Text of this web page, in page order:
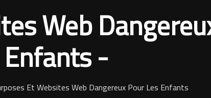
Web
Enfants -
Et Websites Web Dangereux Pour Les Enfants